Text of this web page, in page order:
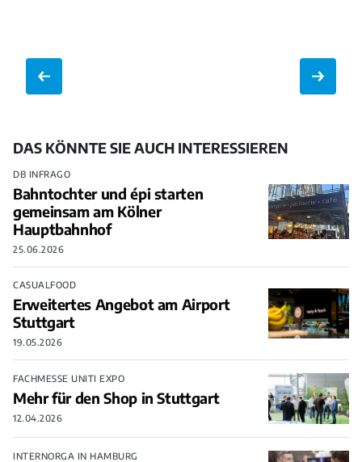
DAS KÖNNTE SIE AUCH INTERESSIEREN
DB INFRAGO
Bahntochter und épi starten
gemeinsam am Kölner
Hauptbahnhof
25.06.2026
CASUALFOOD
Erweitertes Angebot am Airport
Stuttgart
19.05.2026
FACHMESSE UNITI EXPO
Mehr für den Shop in Stuttgart
12.04.2026
INTERNORGA IN HAMBURG